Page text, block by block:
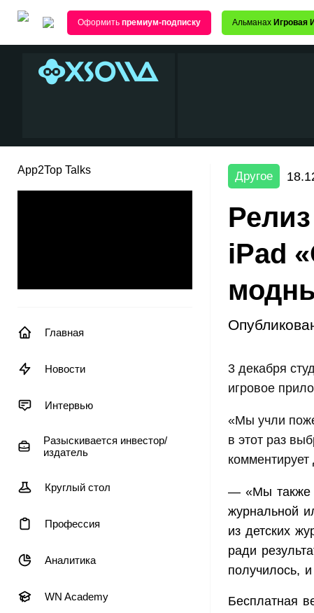
Оформить премиум-подписку Альманах Игровая
App2Top Talks
Главная
Новости
Интервью
Разыскивается инвестор/
издатель
Круглый стол
Профессия
Аналитика
WN Academy
Другое
iPad
3 декабря
игровое
«Мы учли
в этот раз
— «Мы также
журнальной
из детских
ради
получилось,
Бесплатная